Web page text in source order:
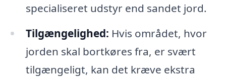
specialiseret udstyr end sandet jord.
Tilgængelighed: Hvis området, hvor
jorden skal bortkøres fra, er svært
tilgængeligt, kan det kræve ekstra